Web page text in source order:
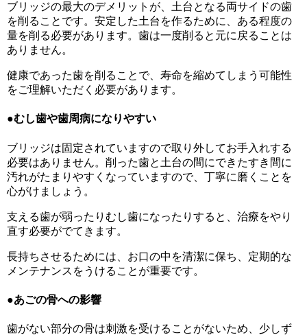
ブリッジの最大のデメリットが、土台となる両サイドの歯
を削ることです。安定した土台を作るために、ある程度の
量を削る必要があります。歯は一度削ると元に戻ることは
ありません。
健康であった歯を削ることで、寿命を縮めてしまう可能性
をご理解いただく必要があります。
●むし歯や歯周病になりやすい
ブリッジは固定されていますので取り外してお手入れする
必要はありません。削った歯と土台の間にできたすき間に
汚れがたまりやすくなっていますので、丁寧に磨くことを
心がけましょう。
支える歯が弱ったりむし歯になったりすると、治療をやり
直す必要がでてきます。
長持ちさせるためには、お口の中を清潔に保ち、定期的な
メンテナンスをうけることが重要です。
●あごの骨への影響
歯がない部分の骨は刺激を受けることがないため、少しず